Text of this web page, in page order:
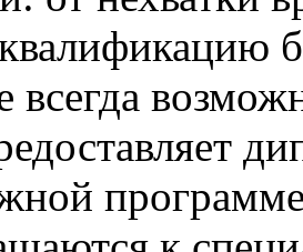
всегда